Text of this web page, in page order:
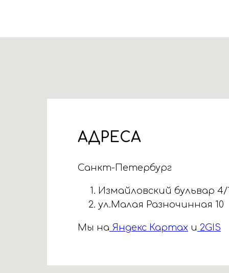
АДРЕСА
Санкт-Петербург
Измайловский бульвар 4/
ул.Малая Разночинная 10
Мы на Яндекс Картах и 2GIS